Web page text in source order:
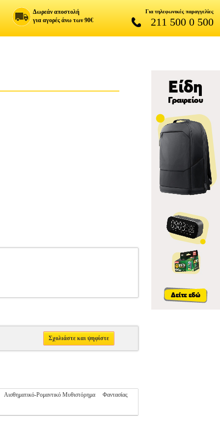
Δωρεάν αποστολή
για αγορές άνω των 90€
Για τηλεφωνικές παραγγελίες
211 500 0 500
Σχολιάστε και ψηφίστε
Αισθηματικό-Ρομαντικό Μυθιστόρημα
Φαντασίας